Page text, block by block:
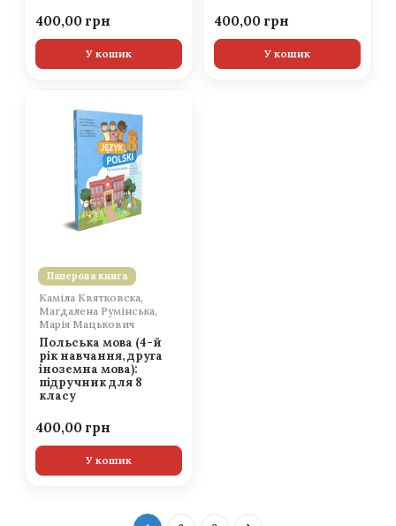
400,00
У кошик
400,00
У кошик
Паперова книга
Каміла Квятковска,
Магдалена Румінська,
Марія Мацькович
Польська мова (4-й
рік навчання, друга
іноземна мова):
підручник для 8
класу
400,00
У кошик